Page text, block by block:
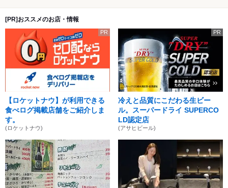
[PR]おススメのお店・情報
PR
【ロケットナウ】が利用できる
食べログ掲載店舗をご紹介しま
す。
(ロケットナウ)
PR
冷えと品質にこだわる生ビー
ル。スーパードライ SUPERCO
LD認定店
(アサヒビール)